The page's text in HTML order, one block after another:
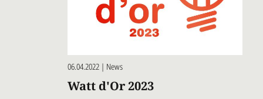
06.04.2022 | News
Watt d'Or 2023